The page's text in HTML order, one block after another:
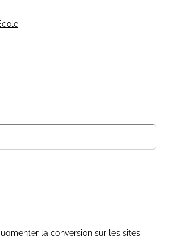
la conversion sur les sites